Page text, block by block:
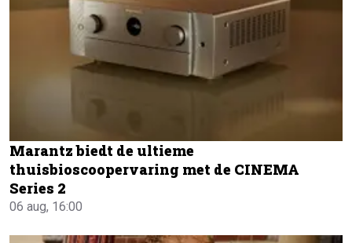
Marantz biedt de ultieme
thuisbioscoopervaring met de CINEMA
Series 2
06 aug, 16:00